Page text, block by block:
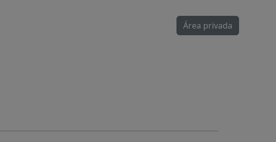
Área privada